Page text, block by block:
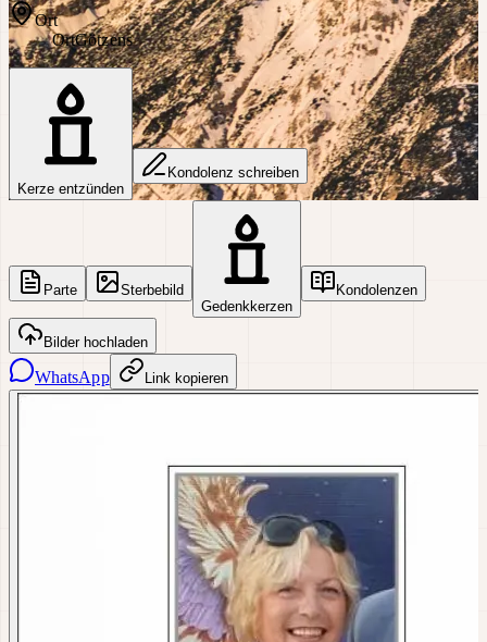
Ort
OrtGötzens
Kerze entzünden
Kondolenz schreiben
Parte
Sterbebild
Gedenkkerzen
Kondolenzen
Bilder hochladen
WhatsApp Link kopieren